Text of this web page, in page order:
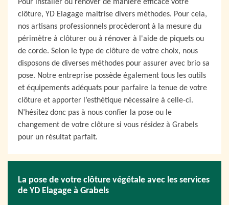
Pour installer ou rénover de manière efficace votre
clôture, YD Elagage maitrise divers méthodes. Pour cela,
nos artisans professionnels procèderont à la mesure du
périmètre à clôturer ou à rénover à l'aide de piquets ou
de corde. Selon le type de clôture de votre choix, nous
disposons de diverses méthodes pour assurer avec brio sa
pose. Notre entreprise possède également tous les outils
et équipements adéquats pour parfaire la tenue de votre
clôture et apporter l’esthétique nécessaire à celle-ci.
N’hésitez donc pas à nous confier la pose ou le
changement de votre clôture si vous résidez à Grabels
pour un résultat parfait.
La pose de votre clôture végétale avec les services
de YD Elagage à Grabels